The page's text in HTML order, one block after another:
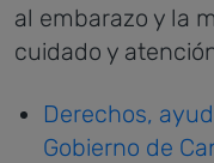
al embarazo y la
cuidado y
Derechos,
Gobierno de